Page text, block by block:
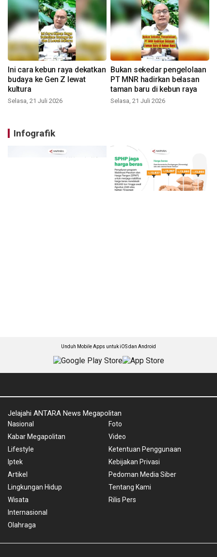
Ini cara kebun raya dekatkan
budaya ke Gen Z lewat
kultura
Selasa, 21 Juli 2026
Bukan sekedar pengelolaan
PT MNR hadirkan belasan
taman baru di kebun raya
Selasa, 21 Juli 2026
Infografik
Unduh Mobile Apps untuk iOS dan Android
Jelajahi ANTARA News Megapolitan
Nasional
Kabar Megapolitan
Lifestyle
Iptek
Artikel
Lingkungan Hidup
Wisata
Internasional
Olahraga
Foto
Video
Ketentuan Penggunaan
Kebijakan Privasi
Pedoman Media Siber
Tentang Kami
Rilis Pers